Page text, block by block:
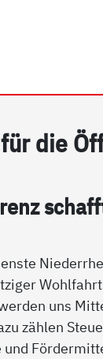
die
uns
zählen
und